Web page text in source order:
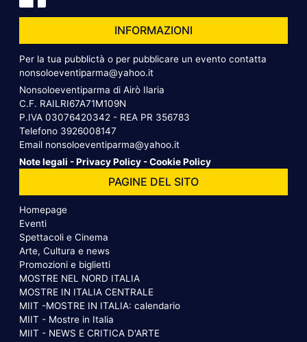
INFORMAZIONI
Per la tua pubblictà o per pubblicare un evento contatta
nonsoloeventiparma@yahoo.it
Nonsoloeventiparma di Airò Ilaria
C.F. RAILRI67A71M109N
P.IVA 03076420342 - REA PR 356783
Telefono 3926008147
Email nonsoloeventiparma@yahoo.it
Note legali -Privacy Policy -Cookie Policy
PAGINE DEL SITO
Homepage
Eventi
Spettacoli e Cinema
Arte, Cultura e news
Promozioni e biglietti
MOSTRE NEL NORD ITALIA
MOSTRE IN ITALIA CENTRALE
MIIT -MOSTRE IN ITALIA: calendario
MIIT - Mostre in Italia
MIIT - NEWS E CRITICA D'ARTE